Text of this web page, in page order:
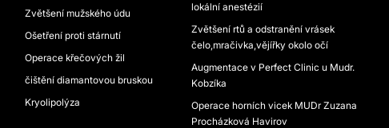
Zvětšení mužského údu
Ošetření proti stárnutí
Operace křečových žil
čištění diamantovou bruskou
Kryolipolýza
lokální anestézií
Zvětšení rtů a odstranění vrásek
čelo,mračivka,vějířky okolo očí
Augmentace v Perfect Clinic u Mudr.
Kobzíka
Operace horních vicek MUDr Zuzana
Procházková Havirov